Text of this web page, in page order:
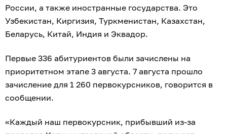
России, а также иностранные государства. Это
Узбекистан, Киргизия, Туркменистан, Казахстан,
Беларусь, Китай, Индия и Эквадор.
Первые 336 абитуриентов были зачислены на
приоритетном этапе 3 августа. 7 августа прошло
зачисление для 1 260 первокурсников, говорится в
сообщении.
«Каждый наш первокурсник, прибывший из-за